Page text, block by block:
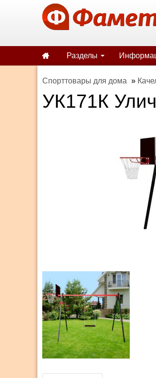
Разделы
Спорттовары для дома »
УК171К